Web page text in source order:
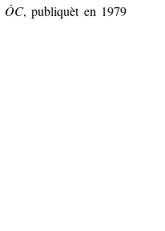
ÒC, publiquèt en 1979